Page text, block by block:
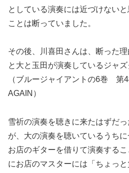
としている演奏には近づけない
ことは断っていました。
その後、川喜田さんは、断った
と大と玉田が演奏しているジャズ
（ブルージャイアントの6巻 第
AGAIN）
雪祈の演奏を聴きに来たはずだ
が、大の演奏を聴いているうちに
お店のギターを借りて演奏する
にお店のマスターには「ちょっと